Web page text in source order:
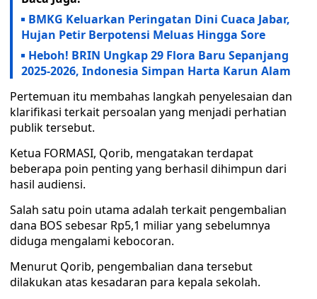
BMKG Keluarkan Peringatan Dini Cuaca Jabar,
Hujan Petir Berpotensi Meluas Hingga Sore
Heboh! BRIN Ungkap 29 Flora Baru Sepanjang
2025-2026, Indonesia Simpan Harta Karun Alam
Pertemuan itu membahas langkah penyelesaian dan
klarifikasi terkait persoalan yang menjadi perhatian
publik tersebut.
Ketua FORMASI, Qorib, mengatakan terdapat
beberapa poin penting yang berhasil dihimpun dari
hasil audiensi.
Salah satu poin utama adalah terkait pengembalian
dana BOS sebesar Rp5,1 miliar yang sebelumnya
diduga mengalami kebocoran.
Menurut Qorib, pengembalian dana tersebut
dilakukan atas kesadaran para kepala sekolah.